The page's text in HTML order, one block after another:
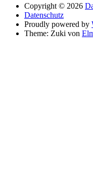
Copyright © 2026
Datenschutz
Proudly powered by
Theme: Zuki von